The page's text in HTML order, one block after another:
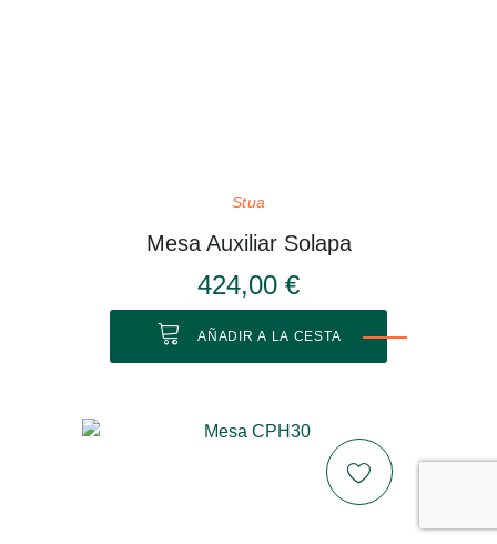
Stua
Mesa Auxiliar Solapa
424,00 €
AÑADIR A LA CESTA